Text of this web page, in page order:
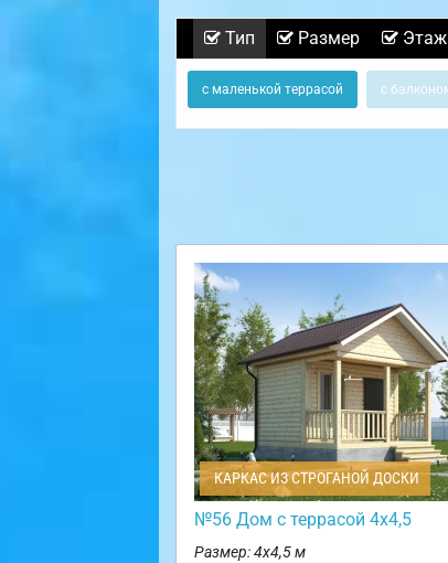
Тип Размер
с маленькой террасой с
КАРКАС ИЗ СТРОГАНОЙ ДОСКИ
№56 Дом с террасой 4х4,5
Размер: 4х4,5 м